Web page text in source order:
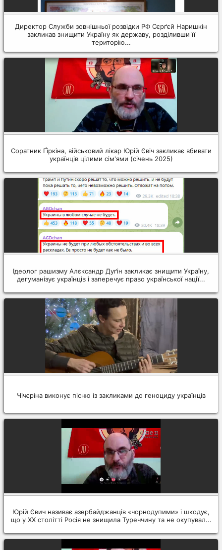
Директор Служби зовнішньої розвідки РФ Сєрґєй Наришкін
закликав знищити Україну як державу, розділивши її
територію...
Соратник Ґіркіна, військовий лікар Юрій Євіч закликає вбивати
українців цілими сім'ями (січень 2025)
Ідеолог рашизму Алєксандр Дуґін закликає знищити Україну,
дегуманізує українців і заперечує право української нації...
Чічєріна виконує пісню із закликами до геноциду українців
Юрій Євич називає азербайджанців «чорнодупими» і шкодує,
що у ХХ столітті Росія не знищила Туреччину та не окупувал...